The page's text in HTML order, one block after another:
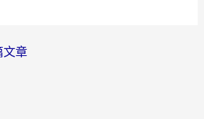
文章